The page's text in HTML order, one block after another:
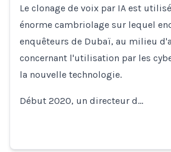
Le clonage de voix par IA est
énorme cambriolage sur lequel
enquêteurs de Dubaï, au milieu
concernant l'utilisation par les
la nouvelle technologie.
Début 2020, un directeur d…